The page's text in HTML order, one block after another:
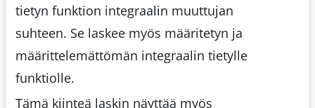
tietyn funktion integraalin muuttujan
suhteen. Se laskee myös määritetyn ja
määrittelemättömän integraalin tietylle
funktiolle.
Tämä kiinteä laskin näyttää myös